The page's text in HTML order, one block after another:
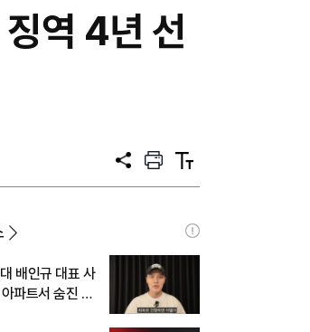
역 4년 선
공
프
트
텍
트
배인규 대표 사
파트서 숨진 채